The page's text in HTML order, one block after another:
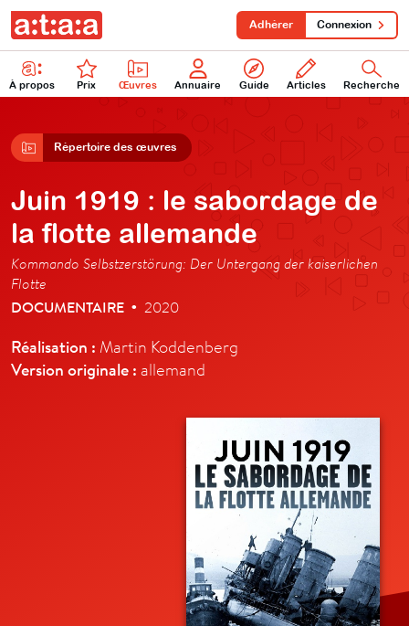
À propos Prix Œuvres Annuaire Guide Articles Recherche
Adhérer Connexion
Répertoire des œuvres
Juin 1919 : le sabordage de
la flotte allemande
Kommando Selbstzerstörung: Der Untergang der kaiserlichen
Flotte
DOCUMENTAIRE • 2020
Réalisation : Martin Koddenberg
Version originale : allemand